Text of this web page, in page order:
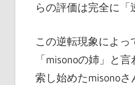
らの評価は完全に「
この逆転現象によ
「misonoの姉」と
索し始めたmisono